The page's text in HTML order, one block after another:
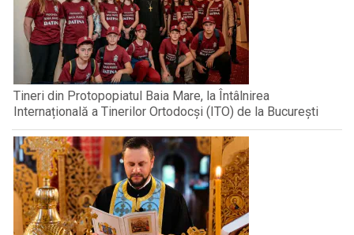
Tineri din Protopopiatul Baia Mare, la Întâlnirea
Internațională a Tinerilor Ortodocși (ITO) de la București